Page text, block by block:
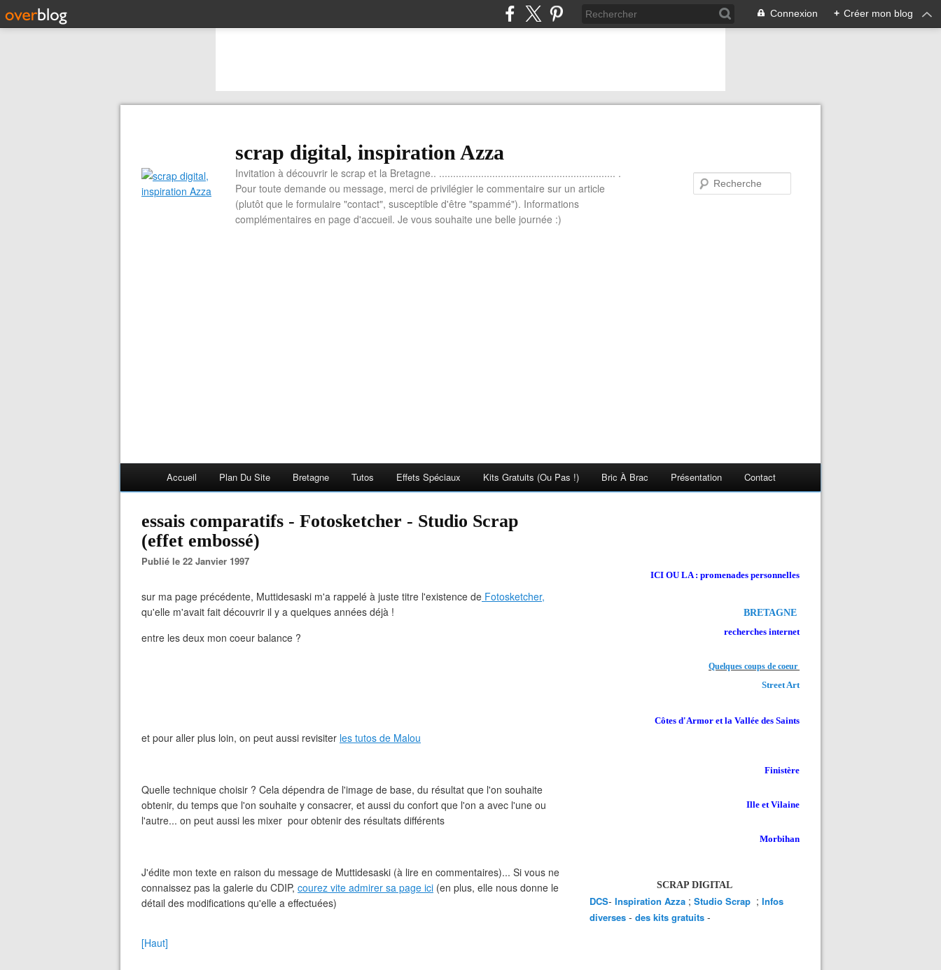
Connexion + Créer mon blog
scrap digital, inspiration Azza
Invitation à découvrir le scrap et la Bretagne.. ............................................................... .
Pour toute demande ou message, merci de privilégier le commentaire sur un article
(plutôt que le formulaire "contact", susceptible d'être "spammé"). Informations
complémentaires en page d'accueil. Je vous souhaite une belle journée :)
Accueil Plan Du Site Bretagne Tutos Effets Spéciaux Kits Gratuits (ou Pas !) Bric À Brac Présentation Contact
essais comparatifs - Fotosketcher - Studio Scrap
(effet embossé)
Publié le 22 Janvier 1997
sur ma page précédente, Muttidesaski m'a rappelé à juste titre l'existence de Fotosketcher,
qu'elle m'avait fait découvrir il y a quelques années déjà !
entre les deux mon coeur balance ?
et pour aller plus loin, on peut aussi revisiter les tutos de Malou
Quelle technique choisir ? Cela dépendra de l'image de base, du résultat que l'on souhaite
obtenir, du temps que l'on souhaite y consacrer, et aussi du confort que l'on a avec l'une ou
l'autre... on peut aussi les mixer pour obtenir des résultats différents
J'édite mon texte en raison du message de Muttidesaski (à lire en commentaires)... Si vous ne
connaissez pas la galerie du CDIP, courez vite admirer sa page ici (en plus, elle nous donne le
détail des modifications qu'elle a effectuées)
[Haut]
ICI OU LA : promenades personnelles
BRETAGNE
recherches internet
Quelques coups de coeur
Street Art
Côtes d'Armor et la Vallée des Saints
Finistère
Ille et Vilaine
Morbihan
SCRAP DIGITAL
DCS- Inspiration Azza ; Studio Scrap ; Infos
diverses - des kits gratuits -